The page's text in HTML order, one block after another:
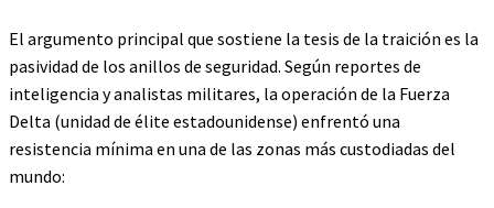
El argumento principal que sostiene la tesis de la traición es la
pasividad de los anillos de seguridad. Según reportes de
inteligencia y analistas militares, la operación de la Fuerza
Delta (unidad de élite estadounidense) enfrentó una
resistencia mínima en una de las zonas más custodiadas del
mundo: